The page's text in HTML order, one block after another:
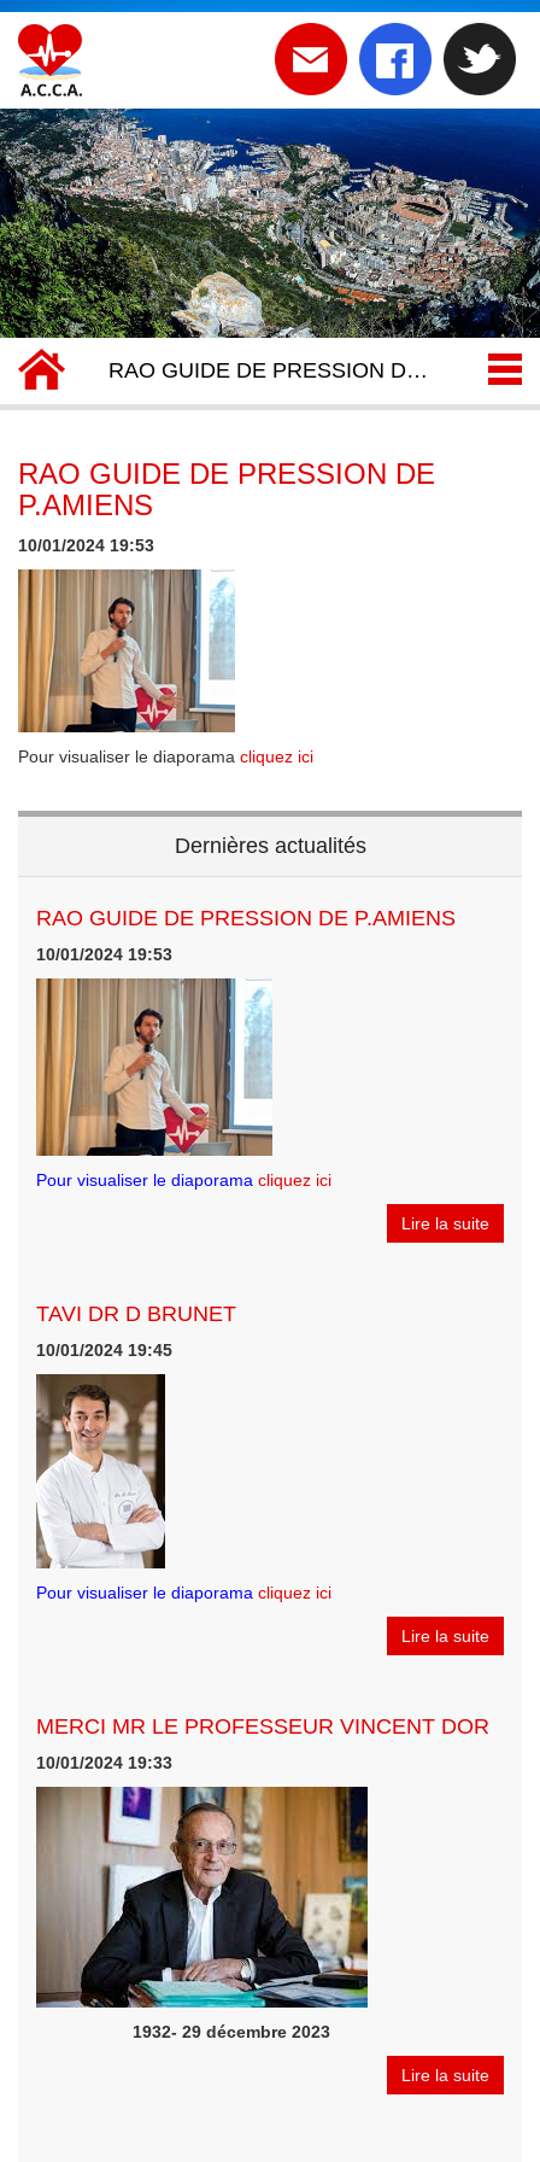
RAO GUIDE DE PRESSION DE P.AMIENS
RAO GUIDE DE PRESSION DE
P.AMIENS
10/01/2024 19:53
Pour visualiser le diaporama cliquez ici
Dernières actualités
RAO GUIDE DE PRESSION DE P.AMIENS
10/01/2024 19:53
Pour visualiser le diaporama cliquez ici
Lire la suite
TAVI DR D BRUNET
10/01/2024 19:45
Pour visualiser le diaporama cliquez ici
Lire la suite
MERCI MR LE PROFESSEUR VINCENT DOR
10/01/2024 19:33
1932- 29 décembre 2023
Lire la suite